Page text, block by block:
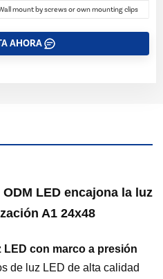
mount by screws or own mounting clips
AHORA
LED encajona la luz
A1 24x48
LED con marco a presión
de luz LED de alta calidad